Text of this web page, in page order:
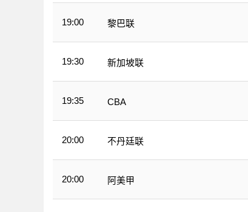
19:00 黎巴联
19:30 新加坡联
19:35 CBA
20:00 不丹廷联
20:00 阿美甲